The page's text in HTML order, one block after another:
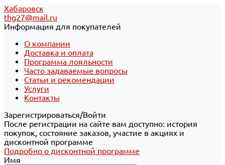
Хабаровск
thg27@mail.ru
Информация для покупателей
О компании
Доставка и оплата
Программа лояльности
Часто задаваемые вопросы
Статьи и рекомендации
Услуги
Контакты
Зарегистрироваться/Войти
После регистрации на сайте вам доступно: история
покупок, состояние заказов, участие в акциях и
дисконтной программе
Подробно о дисконтной программе
Имя